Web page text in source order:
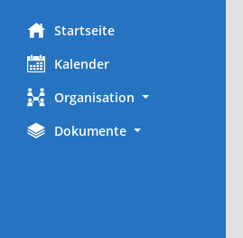
Startseite
Kalender
Organisation
Dokumente